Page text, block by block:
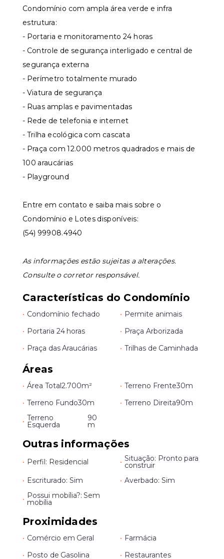
Condomínio com ampla área verde e infra
estrutura:
- Portaria e monitoramento 24 horas
- Controle de segurança interligado e central de
segurança externa
- Perímetro totalmente murado
- Viatura de segurança
- Ruas amplas e pavimentadas
- Rede de telefonia e internet
- Trilha ecológica com cascata
- Praça com 12.000 metros quadrados e mais de
100 araucárias
- Playground
Entre em contato e saiba mais sobre o
Condomínio e Lotes disponíveis:
(54) 99908.4940
As informações estão sujeitas a alterações.
Consulte o corretor responsável.
Características do Condomínio
• Condomínio fechado • Permite animais
• Portaria 24 horas • Praça Arborizada
• Praça das Araucárias • Trilhas de Caminhada
Áreas
• Área Total2.700m² • Terreno Frente30m
• Terreno Fundo30m • Terreno Direita90m
• Terreno
Esquerda
90
m
Outras informações
• Perfil: Residencial • Situação: Pronto para
construir
• Escriturado: Sim • Averbado: Sim
• Possui mobília?: Sem
mobília
Proximidades
• Comércio em Geral • Farmácia
• Posto de Gasolina • Restaurantes